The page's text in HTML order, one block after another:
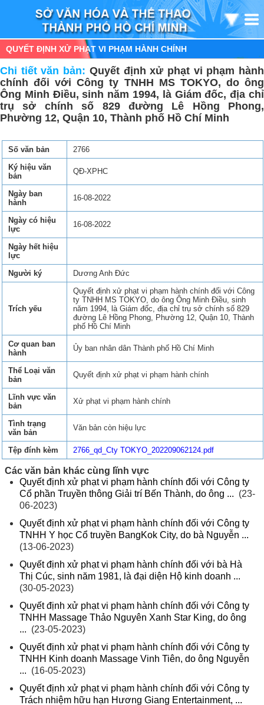
QUYẾT ĐỊNH XỬ PHẠT VI PHẠM HÀNH CHÍNH
Chi tiết văn bản: Quyết định xử phạt vi phạm hành
chính đối với Công ty TNHH MS TOKYO, do ông
Ông Minh Điều, sinh năm 1994, là Giám đốc, địa chỉ
trụ sở chính số 829 đường Lê Hồng Phong,
Phường 12, Quận 10, Thành phố Hồ Chí Minh
Số văn bản
2766
Ký hiệu văn
bản
QĐ-XPHC
Ngày ban
hành
16-08-2022
Ngày có hiệu
lực
16-08-2022
Ngày hết hiệu
lực
Người ký
Dương Anh Đức
Trích yếu
Quyết định xử phạt vi phạm hành chính đối với Công
ty TNHH MS TOKYO, do ông Ông Minh Điều, sinh
năm 1994, là Giám đốc, địa chỉ trụ sở chính số 829
đường Lê Hồng Phong, Phường 12, Quận 10, Thành
phố Hồ Chí Minh
Cơ quan ban
hành
Ủy ban nhân dân Thành phố Hồ Chí Minh
Thể Loại văn
bản
Quyết định xử phạt vi phạm hành chính
Lĩnh vực văn
bản
Xử phạt vi phạm hành chính
Tình trạng
văn bản
Văn bản còn hiệu lực
Tệp đính kèm 2766_qd_Cty TOKYO_202209062124.pdf
Các văn bản khác cùng lĩnh vực
Quyết định xử phạt vi phạm hành chính đối với Công ty
Cổ phần Truyền thông Giải trí Bến Thành, do ông ... (23-
06-2023)
Quyết định xử phạt vi phạm hành chính đối với Công ty
TNHH Y học Cổ truyền BangKok City, do bà Nguyễn ...
(13-06-2023)
Quyết định xử phạt vi phạm hành chính đối với bà Hà
Thị Cúc, sinh năm 1981, là đại diện Hộ kinh doanh ...
(30-05-2023)
Quyết định xử phạt vi phạm hành chính đối với Công ty
TNHH Massage Thảo Nguyên Xanh Star King, do ông
... (23-05-2023)
Quyết định xử phạt vi phạm hành chính đối với Công ty
TNHH Kinh doanh Massage Vinh Tiên, do ông Nguyễn
... (16-05-2023)
Quyết định xử phạt vi phạm hành chính đối với Công ty
Trách nhiệm hữu hạn Hương Giang Entertainment, ...